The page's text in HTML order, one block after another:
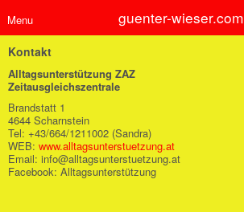
guenter-wieser.com
Menu
Kontakt
Alltagsunterstützung ZAZ
Zeitausgleichszentrale
Brandstatt 1
4644 Scharnstein
Tel: +43/664/1211002 (Sandra)
WEB: www.alltagsunterstuetzung.at
Email: info@alltagsunterstuetzung.at
Facebook: Alltagsunterstützung